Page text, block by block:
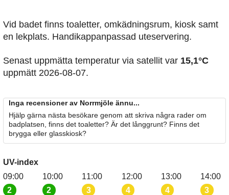
Vid badet finns toaletter, omkädningsrum, kiosk samt
en lekplats. Handikappanpassad uteservering.
Senast uppmätta temperatur via satellit var 15,1°C
uppmätt 2026-08-07.
Inga recensioner av Norrmjöle ännu...
Hjälp gärna nästa besökare genom att skriva några rader om
badplatsen, finns det toaletter? Är det långgrunt? Finns det
brygga eller glasskiosk?
UV-index
09:00
2
10:00
2
11:00
3
12:00
4
13:00
4
14:00
3